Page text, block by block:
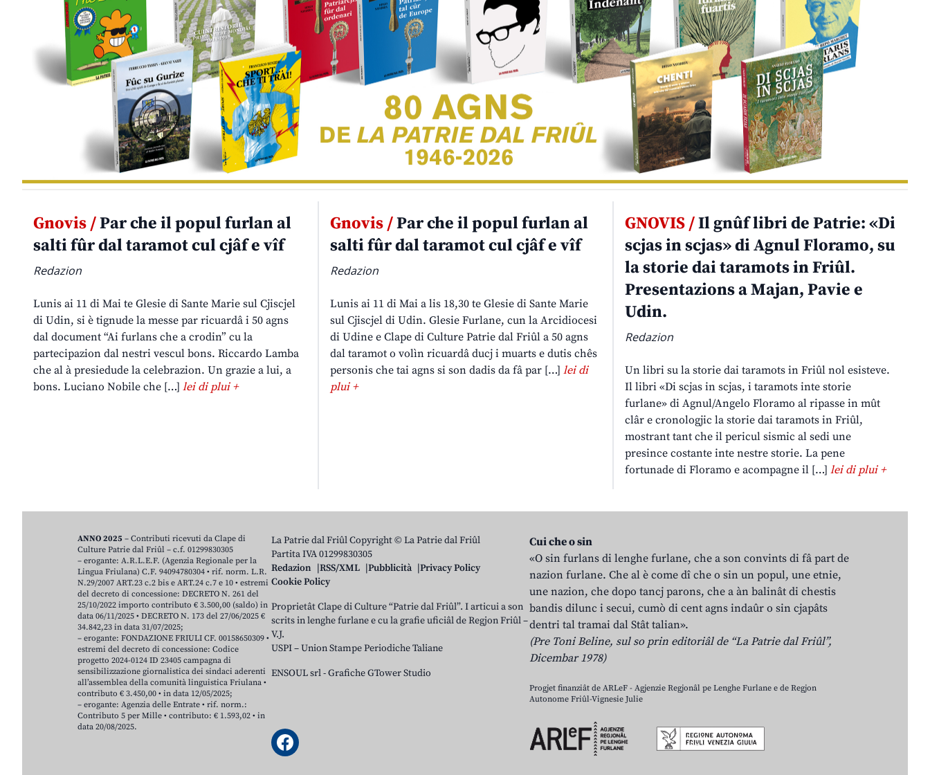
Gnovis /Par che il popul furlan al
salti fûr dal taramot cul cjâf e vîf
Redazion
Lunis ai 11 di Mai te Glesie di Sante Marie sul Cjiscjel
di Udin, si è tignude la messe par ricuardâ i 50 agns
dal document “Ai furlans che a crodin” cu la
partecipazion dal nestri vescul bons. Riccardo Lamba
che al à presiedude la celebrazion. Un grazie a lui, a
bons. Luciano Nobile che […] lei di plui +
Gnovis /Par che il popul furlan al
salti fûr dal taramot cul cjâf e vîf
Redazion
Lunis ai 11 di Mai a lis 18,30 te Glesie di Sante Marie
sul Cjiscjel di Udin. Glesie Furlane, cun la Arcidiocesi
di Udine e Clape di Culture Patrie dal Friûl a 50 agns
dal taramot o volìn ricuardâ ducj i muarts e dutis chês
personis che tai agns si son dadis da fâ par […] lei di
plui +
GNOVIS /Il gnûf libri de Patrie: «Di
scjas in scjas» di Agnul Floramo, su
la storie dai taramots in Friûl.
Presentazions a Majan, Pavie e
Udin.
Redazion
Un libri su la storie dai taramots in Friûl nol esisteve.
Il libri «Di scjas in scjas, i taramots inte storie
furlane» di Agnul/Angelo Floramo al ripasse in mût
clâr e cronologjic la storie dai taramots in Friûl,
mostrant tant che il pericul sismic al sedi une
presince costante inte nestre storie. La pene
fortunade di Floramo e acompagne il […]lei di plui +
La Patrie dal Friûl Copyright © La Patrie dal Friûl
Partita IVA 01299830305
Redazion
RSS/XML Pubblicità
Privacy Policy
Cookie Policy
Proprietât Clape di Culture “Patrie dal Friûl”. I articui a son
scrits in lenghe furlane e cu la grafie uficiâl de Regjon Friûl –
V.J.
USPI – Union Stampe Periodiche Taliane
ENSOUL srl-Grafiche GTower Studio
Cui che o sin
«O sin furlans di lenghe furlane, che a son convints di fâ part de
nazion furlane. Che al è come dî che o sin un popul, une etnie,
une nazion, che dopo tancj parons, che a àn balinât di chestis
bandis dilunc i secui, cumò di cent agns indaûr o sin cjapâts
dentri tal tramai dal Stât talian».
(Pre Toni Beline, sul so prin editoriâl de “La Patrie dal Friûl”,
Dicembar 1978)
Progjet finanziât de ARLeF - Agjenzie Regjonâl pe Lenghe Furlane e de Regjon
Autonome Friûl-Vignesie Julie
ANNO 2025 – Contributi ricevuti da Clape di
Culture Patrie dal Friûl – c.f. 01299830305
– erogante: A.R.L.E.F. (Agenzia Regionale per la
Lingua Friulana) C.F. 94094780304 • rif. norm. L.R.
N.29/2007 ART.23 c.2 bis e ART.24 c.7 e 10 • estremi
del decreto di concessione: DECRETO N. 261 del
25/10/2022 importo contributo € 3.500,00 (saldo) in
data 06/11/2025 • DECRETO N. 173 del 27/06/2025 €
34.842,23 in data 31/07/2025;
– erogante: FONDAZIONE FRIULI CF. 00158650309 •
estremi del decreto di concessione: Codice
progetto 2024-0124 ID 23405 campagna di
sensibilizzazione giornalistica dei sindaci aderenti
all’assemblea della comunità linguistica Friulana •
contributo € 3.450,00 • in data 12/05/2025;
– erogante: Agenzia delle Entrate • rif. norm.:
Contributo 5 per Mille • contributo: € 1.593,02 • in
data 20/08/2025.